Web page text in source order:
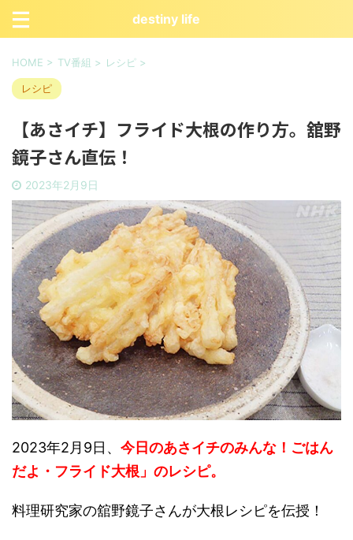
destiny life
HOME > TV番組 > レシピ >
レシピ
【あさイチ】フライド大根の作り方。舘野
鏡子さん直伝！
2023年2月9日
2023年2月9日、 今日のあさイチのみんな！ごはん
だよ・フライド大根」 のレシピ。
料理研究家の舘野鏡子さんが大根レシピを伝授！